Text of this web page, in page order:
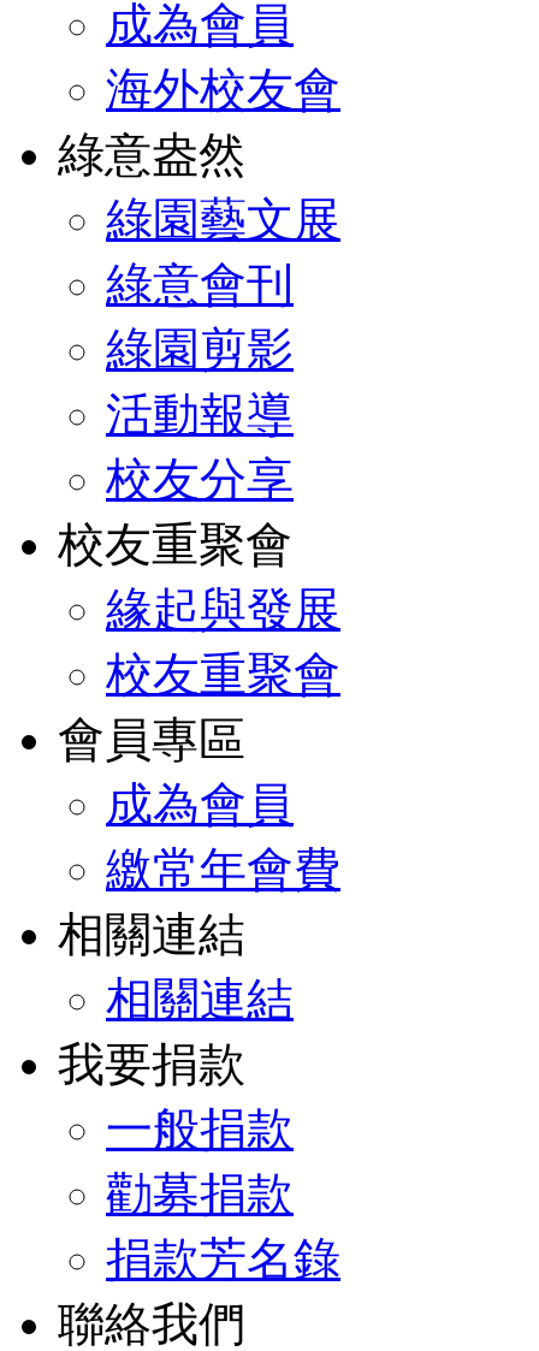
成為會員
海外校友會
綠意盎然
綠園藝文展
綠意會刊
綠園剪影
活動報導
校友分享
校友重聚會
緣起與發展
校友重聚會
會員專區
成為會員
繳常年會費
相關連結
相關連結
我要捐款
一般捐款
勸募捐款
捐款芳名錄
聯絡我們